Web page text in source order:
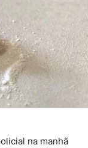
na manhã